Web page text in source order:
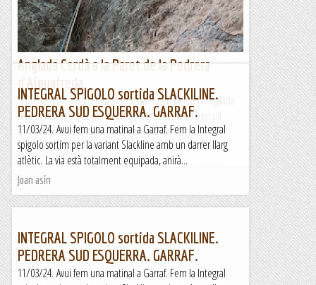
Anglada Cerdà a la Paret de la Pedrera
Com no podia ser d'una altre manera en Cerdà i l'Anglada
tenien tota la paret per desvirgar i gràcies al seu bon ull
varen triar la linea més lógica de la paret.Potser...
Bloc Empotrat
INTEGRAL SPIGOLO sortida SLACKILINE.
PEDRERA SUD ESQUERRA. GARRAF.
11/03/24. Avui fem una matinal a Garraf. Fem la Integral
spigolo sortim per la variant Slackline amb un darrer llarg
atlètic. La via està totalment equipada, anirà...
Joan asín
INTEGRAL SPIGOLO sortida SLACKILINE.
PEDRERA SUD ESQUERRA. GARRAF.
11/03/24. Avui fem una matinal a Garraf. Fem la Integral